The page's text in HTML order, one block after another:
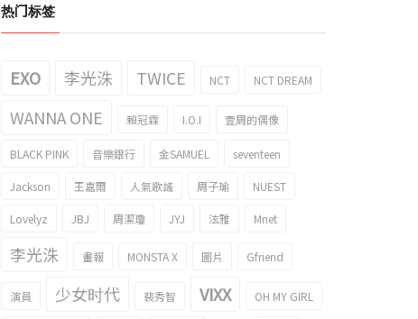
热门标签
EXO 李光洙 TWICE NCT NCT DREAM
WANNA ONE 賴冠霖 I.O.I 壹周的偶像
BLACK PINK 音樂銀行 金SAMUEL seventeen
Jackson 王嘉爾 人氣歌謠 周子瑜 NUEST
Lovelyz JBJ 周潔瓊 JYJ 泫雅 Mnet
李光洙 畫報 MONSTA X 圖片 Gfriend
演員 少女时代 裴秀智 VIXX OH MY GIRL